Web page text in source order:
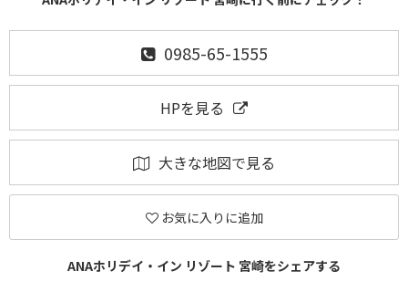
0985-65-1555
HPを見る
大きな地図で見る
お気に入りに追加
ANAホリデイ・イン リゾート 宮崎をシェアする